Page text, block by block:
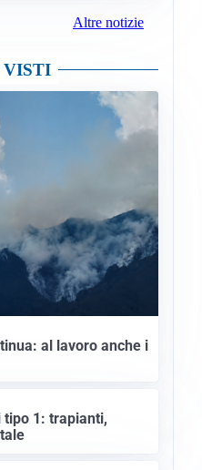
Altre notizie
VISTI
al lavoro anche i
tipo 1: trapianti,